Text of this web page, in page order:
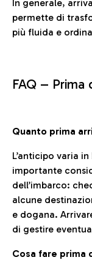
In generale,
permette di
più fluida e
FAQ – Prima
Quanto prima
L’anticipo varia
importante
dell’imbarco:
alcune
e dogana.
di gestire
Cosa fare prima